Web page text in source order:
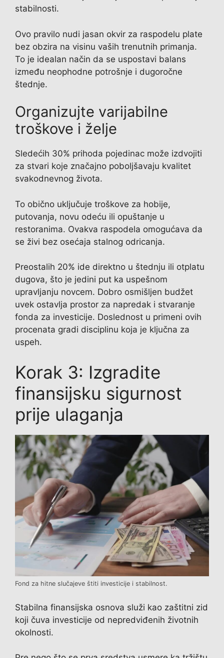
stabilnosti.
Ovo pravilo nudi jasan okvir za raspodelu plate
bez obzira na visinu vaših trenutnih primanja.
To je idealan način da se uspostavi balans
između neophodne potrošnje i dugoročne
štednje.
Organizujte varijabilne
troškove i želje
Sledećih 30% prihoda pojedinac može izdvojiti
za stvari koje značajno poboljšavaju kvalitet
svakodnevnog života.
To obično uključuje troškove za hobije,
putovanja, novu odeću ili opuštanje u
restoranima. Ovakva raspodela omogućava da
se živi bez osećaja stalnog odricanja.
Preostalih 20% ide direktno u štednju ili otplatu
dugova, što je jedini put ka uspešnom
upravljanju novcem. Dobro osmišljen budžet
uvek ostavlja prostor za napredak i stvaranje
fonda za investicije. Doslednost u primeni ovih
procenata gradi disciplinu koja je ključna za
uspeh.
Korak 3: Izgradite
finansijsku sigurnost
prije ulaganja
Fond za hitne slučajeve štiti investicije i stabilnost.
Stabilna finansijska osnova služi kao zaštitni zid
koji čuva investicije od nepredviđenih životnih
okolnosti.